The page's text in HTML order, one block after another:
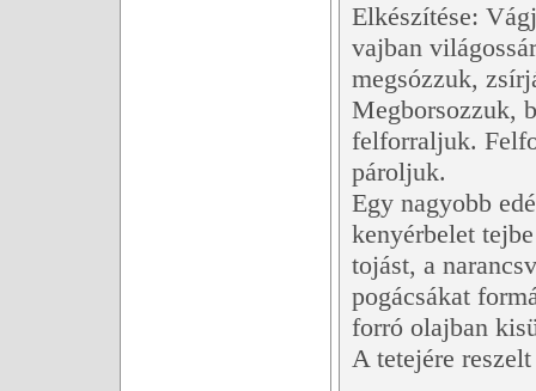
Elkészítése:
vajban
megsózzuk,
Megborsozzuk,
felforraljuk.
pároljuk.
Egy nagyobb
kenyérbelet
tojást, a
pogácsákat
forró olajban
A tetejére